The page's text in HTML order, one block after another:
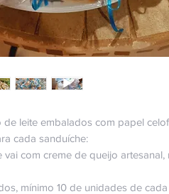
de leite embalados com papel
cada sanduíche:
vai com creme de queijo artesanal,
mínimo 10 de unidades de